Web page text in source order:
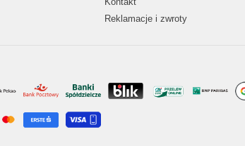
Reklamacje i zwroty